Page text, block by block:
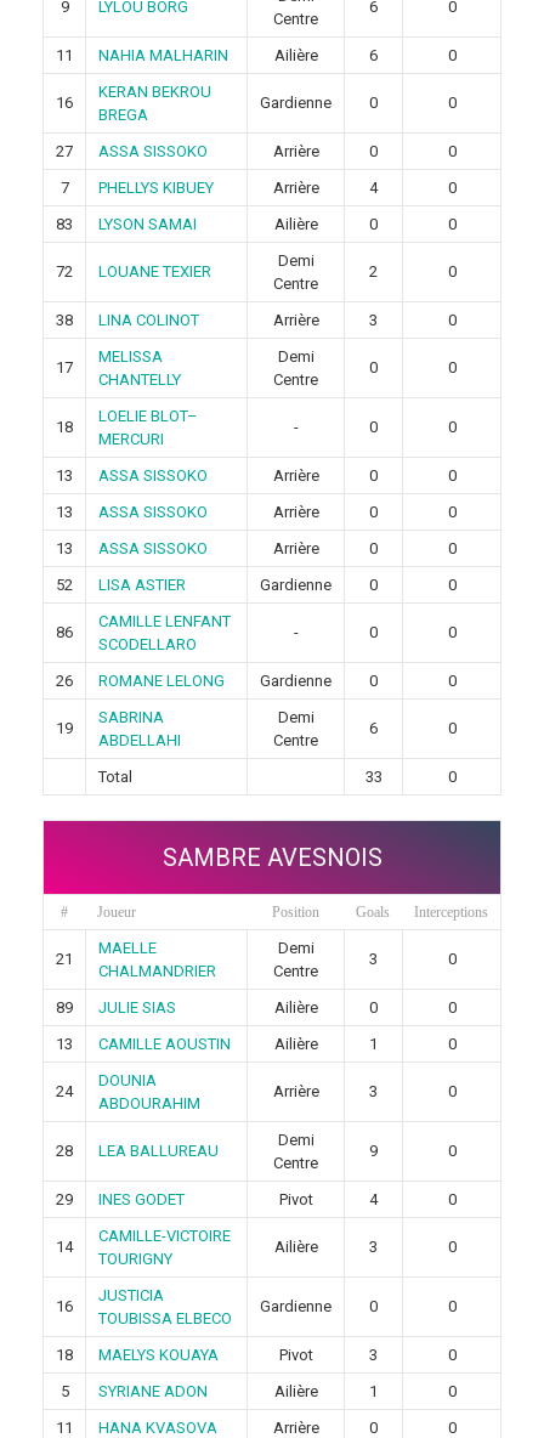
9 LYLOU BORG
Centre
6 0
11 NAHIA MALHARIN Ailière 6 0
16
KERAN BEKROU
BREGA
Gardienne 0 0
27 ASSA SISSOKO Arrière 0
0
7
PHELLYS KIBUEY Arrière 4
0
83
LYSON SAMAI Ailière 0 0
72 LOUANE TEXIER
Demi
Centre
2 0
38 LINA COLINOT Arrière 3 0
17
MELISSA
CHANTELLY
Demi
Centre
0 0
18
LOELIE BLOT–
MERCURI
- 0 0
13 ASSA SISSOKO Arrière 0
0
13
ASSA SISSOKO Arrière 0
0
13
ASSA SISSOKO Arrière 0
0
52
LISA ASTIER Gardienne 0 0
86
CAMILLE LENFANT
SCODELLARO
- 0 0
26 ROMANE LELONG Gardienne 0 0
19
SABRINA
ABDELLAHI
Demi
Centre
6 0
Total 33 0
SAMBRE AVESNOIS
# Joueur Position Goals Interceptions
21
MAELLE
CHALMANDRIER
Demi
Centre
3 0
89 JULIE SIAS Ailière 0
0
13
CAMILLE AOUSTIN Ailière 1 0
24
DOUNIA
ABDOURAHIM
Arrière 3 0
28 LEA BALLUREAU
Demi
Centre
9 0
29 INES GODET Pivot 4 0
14
CAMILLE-VICTOIRE
TOURIGNY
Ailière 3 0
16
JUSTICIA
TOUBISSA ELBECO
Gardienne 0 0
18 MAELYS KOUAYA Pivot 3
0
5
SYRIANE ADON Ailière 1
0
11
HANA KVASOVA Arrière 0 0